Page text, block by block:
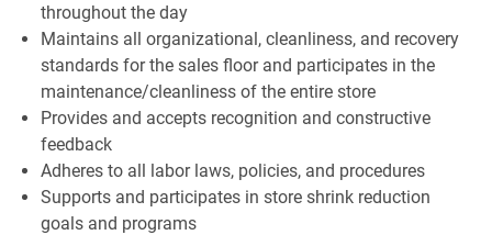
throughout the day
Maintains all organizational, cleanliness, and recovery
standards for the sales floor and participates in the
maintenance/cleanliness of the entire store
Provides and accepts recognition and constructive
feedback
Adheres to all labor laws, policies, and procedures
Supports and participates in store shrink reduction
goals and programs